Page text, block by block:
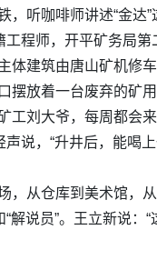
听咖啡师讲述“金达”
工程师，开平矿务局
体建筑由唐山矿机修
摆放着一台废弃的矿
工刘大爷，每周都会来
声说，“升井后，能
，从仓库到美术馆，
“解说员”。王立新说